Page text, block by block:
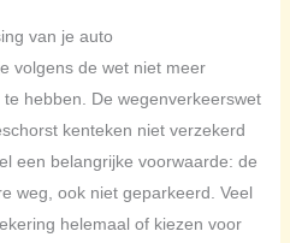
van je auto
volgens de wet niet meer
hebben. De wegenverkeerswet
kenteken niet verzekerd
een belangrijke voorwaarde: de
weg, ook niet geparkeerd. Veel
helemaal of kiezen voor